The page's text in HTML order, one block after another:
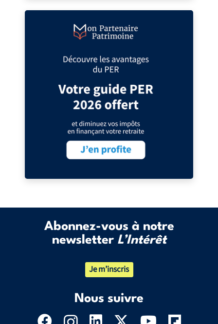
Abonnez-vous à notre
newsletter L’Intérêt
Je m’inscris
Nous suivre